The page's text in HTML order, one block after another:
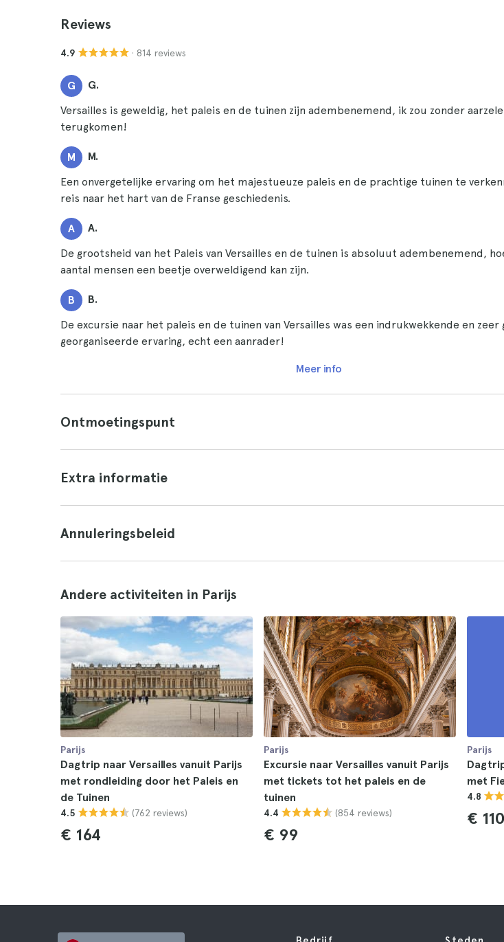
Reviews
4.9 · 814 reviews
G G.
Versailles is geweldig, het paleis en de tuinen zijn adembenemend, ik zou zonder
terugkomen!
M M.
Een onvergetelijke ervaring om het majestueuze paleis en de prachtige tuinen te
reis naar het hart van de Franse geschiedenis.
A A.
De grootsheid van het Paleis van Versailles en de tuinen is absoluut adembenemend,
aantal mensen een beetje overweldigend kan zijn.
B B.
De excursie naar het paleis en de tuinen van Versailles was een indrukwekkende en zeer
georganiseerde ervaring, echt een aanrader!
Meer info
Ontmoetingspunt
Extra informatie
Annuleringsbeleid
Andere activiteiten in Parijs
Parijs
Dagtrip naar Versailles vanuit Parijs
met rondleiding door het Paleis en
de Tuinen
4.5 (762 reviews)
€ 164
Parijs
Excursie naar Versailles vanuit Parijs
met tickets tot het paleis en de
tuinen
4.4 (854 reviews)
€ 99
Parijs
met
4.8
€ 110